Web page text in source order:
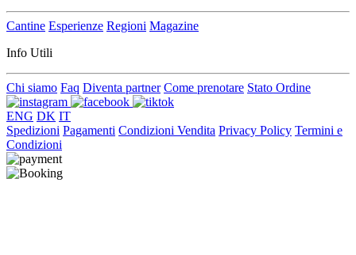
Cantine Esperienze Regioni Magazine
Info Utili
Chi siamo Faq Diventa partner Come prenotare Stato Ordine
ENG DK IT
Spedizioni Pagamenti Condizioni Vendita Privacy Policy Termini e
Condizioni